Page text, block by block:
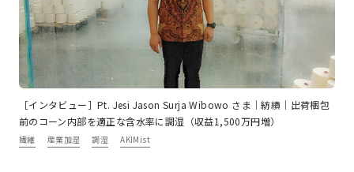
［インタビュー］Pt. Jesi Jason Surja Wibowo さま｜紡績｜出荷梱包
前のコーン内部を適正な含水率に調湿（収益1,500万円増）
繊維 産業加湿 調湿 AKIMist